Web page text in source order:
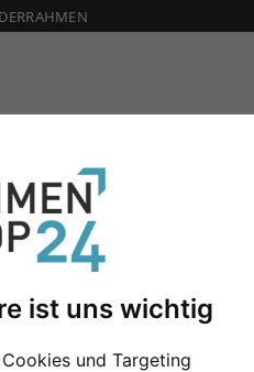
ist uns wichtig
und Targeting
Canons Park
Holz